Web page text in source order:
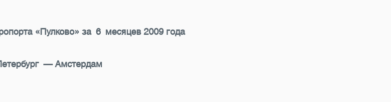
«Пулково» за 6 месяцев 2009 года
— Амстердам